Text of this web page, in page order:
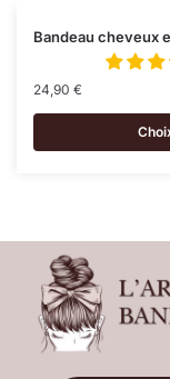
Bandeau cheveux
24,90 €